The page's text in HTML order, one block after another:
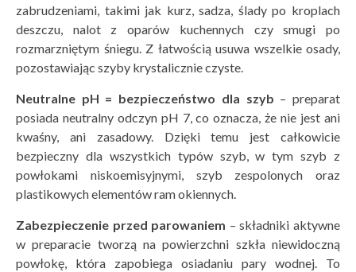
zabrudzeniami, takimi jak kurz, sadza, ślady po kroplach
deszczu, nalot z oparów kuchennych czy smugi po
rozmarzniętym śniegu. Z łatwością usuwa wszelkie osady,
pozostawiając szyby krystalicznie czyste.
Neutralne pH = bezpieczeństwo dla szyb – preparat
posiada neutralny odczyn pH 7, co oznacza, że nie jest ani
kwaśny, ani zasadowy. Dzięki temu jest całkowicie
bezpieczny dla wszystkich typów szyb, w tym szyb z
powłokami niskoemisyjnymi, szyb zespolonych oraz
plastikowych elementów ram okiennych.
Zabezpieczenie przed parowaniem – składniki aktywne
w preparacie tworzą na powierzchni szkła niewidoczną
powłokę, która zapobiega osiadaniu pary wodnej. To